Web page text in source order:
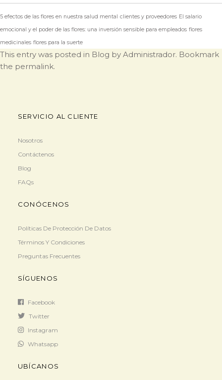
5 efectos de las flores en nuestra salud mental clientes y proveedores El salario
emocional y el poder de las flores: una inversión sensible para empleados flores
medicinales flores para la suerte
This entry was posted in Blog by Administrador. Bookmark
the permalink.
SERVICIO AL CLIENTE
Nosotros
Contáctenos
Blog
FAQs
CONÓCENOS
Políticas De Protección De Datos
Términos Y Condiciones
Preguntas Frecuentes
SÍGUENOS
Facebook
Twitter
Instagram
Whatsapp
UBÍCANOS